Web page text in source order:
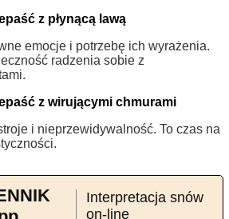
z płynącą lawą
emocje i potrzebę ich wyrażenia.
radzenia sobie z
z wirującymi chmurami
i nieprzewidywalność. To czas na
Interpretacja snów
on-line